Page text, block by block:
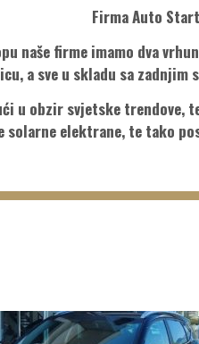
Firma Auto
naše firme imamo dva
a sve u skladu sa
u obzir svjetske trendove,
solarne elektrane, te tako